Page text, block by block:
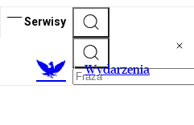
Serwisy
Wydarzenia